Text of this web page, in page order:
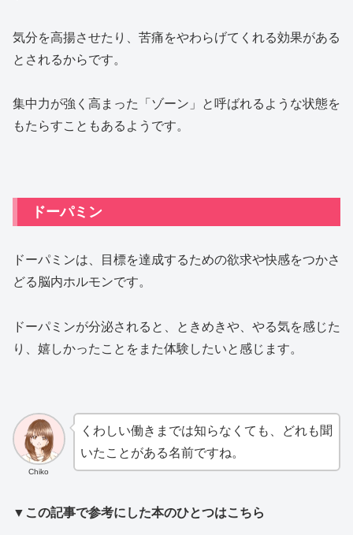
気分を高揚させたり、苦痛をやわらげてくれる効果がある
とされるからです。
集中力が強く高まった「ゾーン」と呼ばれるような状態を
もたらすこともあるようです。
ドーパミン
ドーパミンは、目標を達成するための欲求や快感をつかさ
どる脳内ホルモンです。
ドーパミンが分泌されると、ときめきや、やる気を感じた
り、嬉しかったことをまた体験したいと感じます。
Chiko
くわしい働きまでは知らなくても、どれも聞
いたことがある名前ですね。
▼この記事で参考にした本のひとつはこちら